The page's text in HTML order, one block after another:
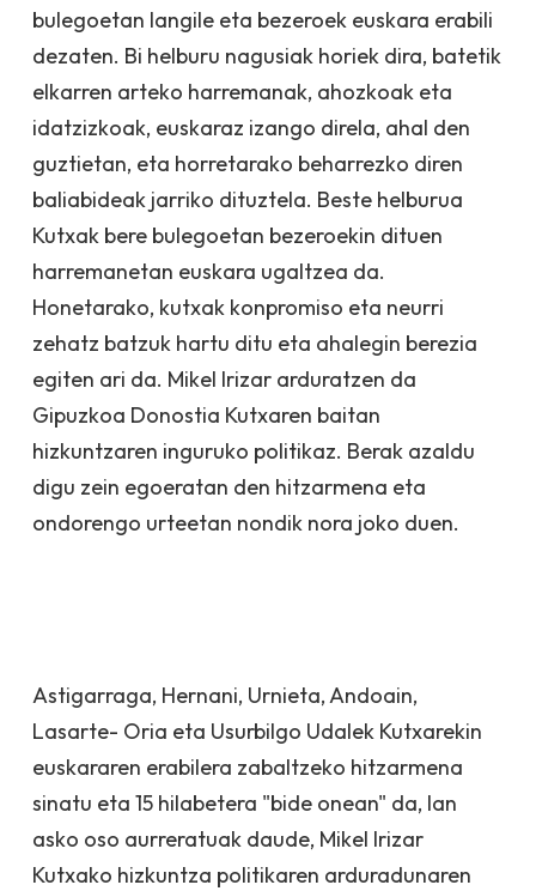
bulegoetan langile eta bezeroek euskara erabili
dezaten. Bi helburu nagusiak horiek dira, batetik
elkarren arteko harremanak, ahozkoak eta
idatzizkoak, euskaraz izango direla, ahal den
guztietan, eta horretarako beharrezko diren
baliabideak jarriko dituztela. Beste helburua
Kutxak bere bulegoetan bezeroekin dituen
harremanetan euskara ugaltzea da.
Honetarako, kutxak konpromiso eta neurri
zehatz batzuk hartu ditu eta ahalegin berezia
egiten ari da. Mikel Irizar arduratzen da
Gipuzkoa Donostia Kutxaren baitan
hizkuntzaren inguruko politikaz. Berak azaldu
digu zein egoeratan den hitzarmena eta
ondorengo urteetan nondik nora joko duen.
Astigarraga, Hernani, Urnieta, Andoain,
Lasarte- Oria eta Usurbilgo Udalek Kutxarekin
euskararen erabilera zabaltzeko hitzarmena
sinatu eta 15 hilabetera "bide onean" da, lan
asko oso aurreratuak daude, Mikel Irizar
Kutxako hizkuntza politikaren arduradunaren